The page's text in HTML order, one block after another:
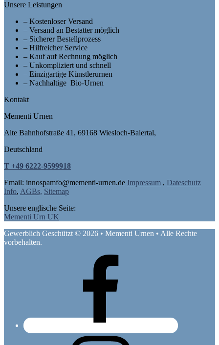
Unsere Leistungen
– Kostenloser Versand
– Versand an Bestatter möglich
– Sicherer Bestellprozess
– Hilfreicher Service
– Kauf auf Rechnung möglich
– Unkompliziert und schnell
– Einzigartige Künstlerurnen
– Nachhaltige Bio-Urnen
Kontakt
Mementi Urnen
Alte Bahnhofstraße 41, 69168 Wiesloch-Baiertal,
Deutschland
T +49 6222-9599918
Email: innospamfo@mementi-urnen.de Impressum , Dateschutz
Info, AGBs, Sitemap
Unsere englische Seite:
Mementi Urn UK
Gewerblich Geschützt © 2026 • Mementi Urnen • Alle Rechte
vorbehalten.